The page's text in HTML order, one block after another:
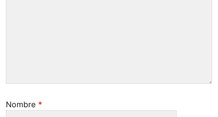
Nombre *